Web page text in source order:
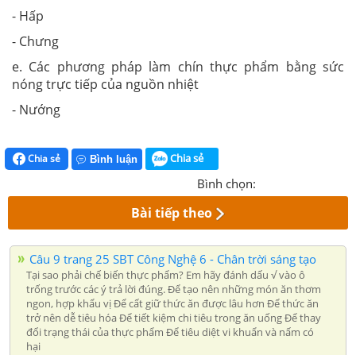
- Hấp
- Chưng
e. Các phương pháp làm chín thực phẩm bằng sức
nóng trực tiếp của nguồn nhiệt
- Nướng
Chia sẻ Bình luận Chia sẻ
Bình chọn:
Bài tiếp theo
Câu 9 trang 25 SBT Công Nghệ 6 - Chân trời sáng tạo
Tại sao phải chế biến thực phẩm? Em hãy đánh dấu √ vào ô
trống trước các ý trả lời đúng. Để tạo nên những món ăn thơm
ngon, hợp khẩu vị Để cất giữ thức ăn được lâu hơn Để thức ăn
trở nên dễ tiêu hóa Để tiết kiệm chi tiêu trong ăn uống Để thay
đổi trạng thái của thực phẩm Để tiêu diệt vi khuẩn và nấm có
hại